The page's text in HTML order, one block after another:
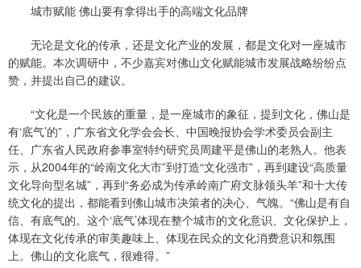
城市赋能 佛山要有拿得出手的高端文化品牌
无论是文化的传承，还是文化产业的发展，都是文化对一座城市
的赋能。本次调研中，不少嘉宾对佛山文化赋能城市发展战略纷纷点
赞，并提出自己的建议。
“文化是一个民族的重量，是一座城市的象征，提到文化，佛山是
有‘底气’的”，广东省文化学会会长、中国晚报协会学术委员会副主
任、广东省人民政府参事室特约研究员周建平是佛山的老熟人。他表
示，从2004年的“岭南文化大市”到打造“文化强市”，再到建设“高质量
文化导向型名城”，再到“务必成为传承岭南广府文脉领头羊”和十大传
统文化的提出，都能看到佛山城市决策者的决心、气魄。“佛山是有自
信、有底气的。这个‘底气’体现在整个城市的文化意识、文化保护上，
体现在文化传承的审美趣味上、体现在民众的文化消费意识和氛围
上。佛山的文化底气，很难得。”